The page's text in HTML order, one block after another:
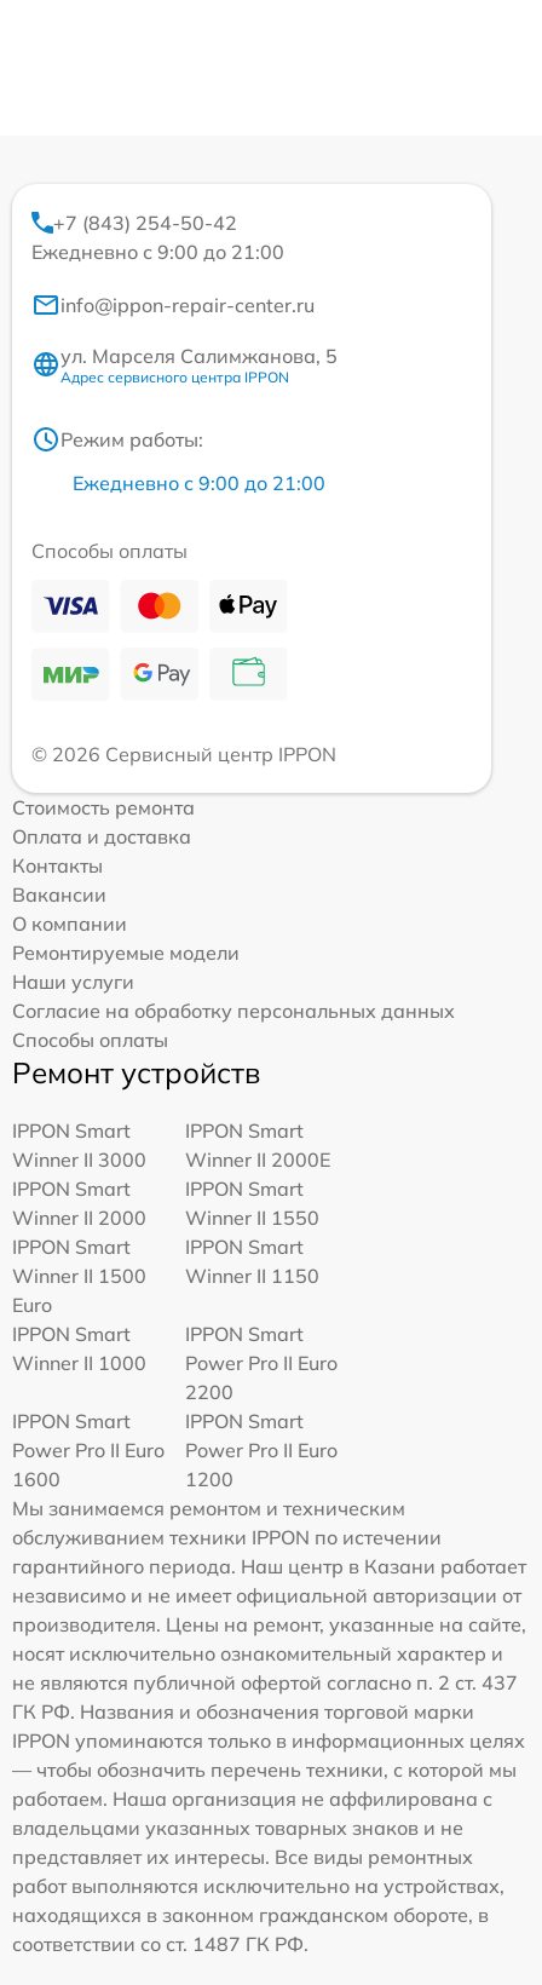
+7 (843) 254-50-42
Ежедневно с 9:00 до 21:00
info@ippon-repair-center.ru
ул. Марселя Салимжанова, 5
Адрес сервисного центра IPPON
Режим работы:
Ежедневно с 9:00 до 21:00
Способы оплаты
© 2026 Сервисный центр IPPON
Стоимость ремонта
Оплата и доставка
Контакты
Вакансии
О компании
Ремонтируемые модели
Наши услуги
Согласие на обработку персональных данных
Способы оплаты
Ремонт устройств
IPPON Smart
Winner II 3000
IPPON Smart
Winner II 2000E
IPPON Smart
Winner II 2000
IPPON Smart
Winner II 1550
IPPON Smart
Winner II 1500
Euro
IPPON Smart
Winner II 1150
IPPON Smart
Winner II 1000
IPPON Smart
Power Pro II Euro
2200
IPPON Smart
Power Pro II Euro
1600
IPPON Smart
Power Pro II Euro
1200
Мы занимаемся ремонтом и техническим
обслуживанием техники IPPON по истечении
гарантийного периода. Наш центр в Казани работает
независимо и не имеет официальной авторизации от
производителя. Цены на ремонт, указанные на сайте,
носят исключительно ознакомительный характер и
не являются публичной офертой согласно п. 2 ст. 437
ГК РФ. Названия и обозначения торговой марки
IPPON упоминаются только в информационных целях
— чтобы обозначить перечень техники, с которой мы
работаем. Наша организация не аффилирована с
владельцами указанных товарных знаков и не
представляет их интересы. Все виды ремонтных
работ выполняются исключительно на устройствах,
находящихся в законном гражданском обороте, в
соответствии со ст. 1487 ГК РФ.